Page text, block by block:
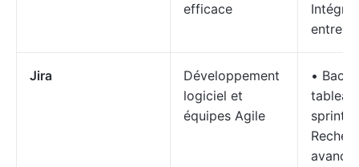
efficace
entre
Jira
Développement
logiciel et
équipes Agile
•
sprint •